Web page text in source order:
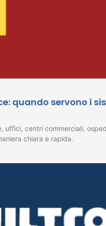
quando servono i
uffici, centri commerciali,
chiara e rapida.